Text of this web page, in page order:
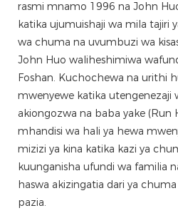
rasmi mnamo 1996 na John
katika ujumuishaji wa mila tajiri
wa chuma na uvumbuzi wa
John Huo waliheshimiwa
Foshan. Kuchochewa na urithi
mwenyewe katika utengenezaji
akiongozwa na baba yake (Run
mhandisi wa hali ya hewa
mizizi ya kina katika kazi ya
kuunganisha ufundi wa familia
haswa akizingatia dari ya
pazia.